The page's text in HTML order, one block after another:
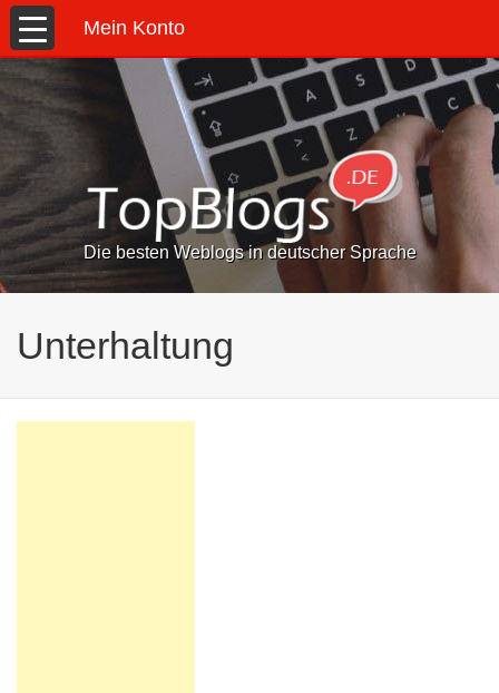
Mein Konto
Die besten Weblogs in deutscher Sprache
Unterhaltung